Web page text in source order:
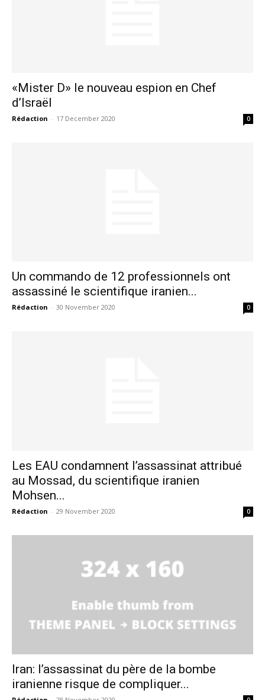
le1.ma
«Mister D» le nouveau espion en Chef
d’Israël
Rédaction - 17 December 2020 0
Un commando de 12 professionnels ont
assassiné le scientifique iranien...
Rédaction - 30 November 2020 0
Les EAU condamnent l’assassinat attribué
au Mossad, du scientifique iranien
Mohsen...
Rédaction - 29 November 2020 0
Iran: l’assassinat du père de la bombe
iranienne risque de compliquer...